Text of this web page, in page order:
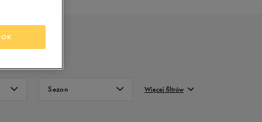
Sezon Więcej filtrów
OK